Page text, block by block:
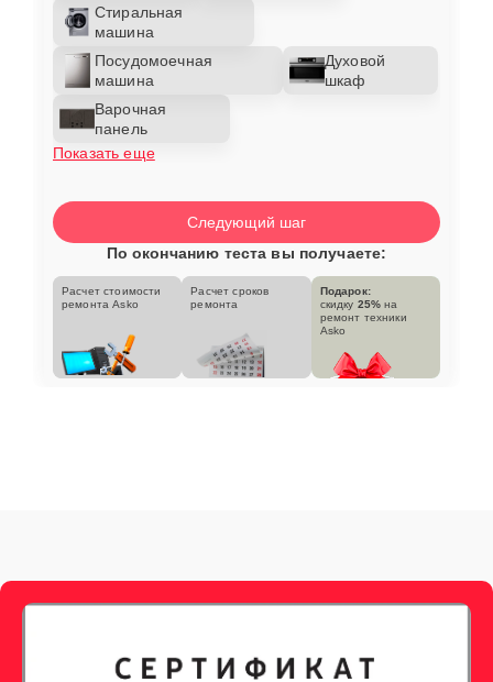
Стиральная
машина
Посудомоечная
машина
Духовой
шкаф
Варочная
панель
Показать еще
Следующий шаг
По окончанию теста вы получаете:
Расчет стоимости
ремонта Asko
Расчет сроков
ремонта
Подарок:
скидку 25% на
ремонт техники
Asko